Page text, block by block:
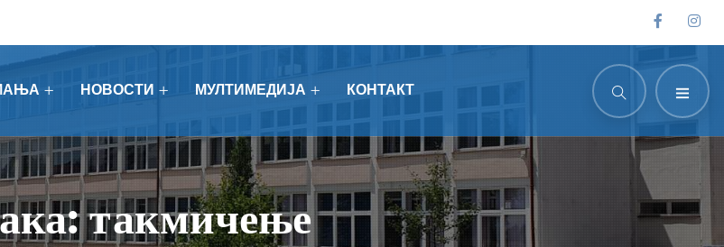
НОВОСТИ МУЛТИМЕДИЈА КОНТАКТ
такмичење